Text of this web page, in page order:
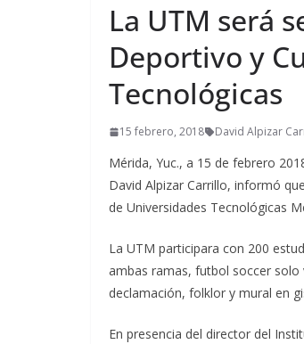
La UTM será
Deportivo y
Tecnológicas
15 febrero, 2018 David Alpizar
Mérida, Yuc., a 15 de febrero
David Alpizar Carrillo, informó
de Universidades Tecnológicas
La UTM participara con 200
ambas ramas, futbol soccer solo
declamación, folklor y mural en
En presencia del director del